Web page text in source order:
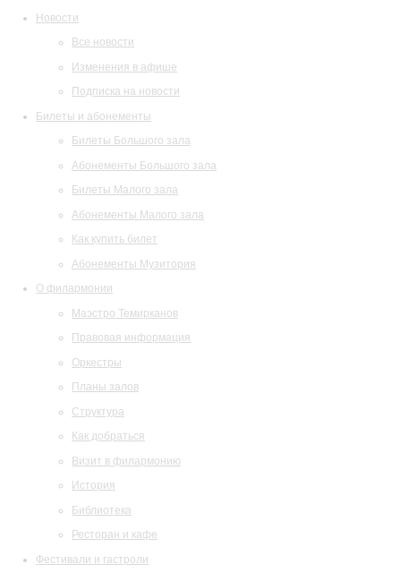
Новости
Все новости
Изменения в афише
Подписка на новости
Билеты и абонементы
Билеты Большого зала
Абонементы Большого зала
Билеты Малого зала
Абонементы Малого зала
Как купить билет
Абонементы Музитория
О филармонии
Маэстро Темирканов
Правовая информация
Оркестры
Планы залов
Структура
Как добраться
Визит в филармонию
История
Библиотека
Ресторан и кафе
Фестивали и гастроли